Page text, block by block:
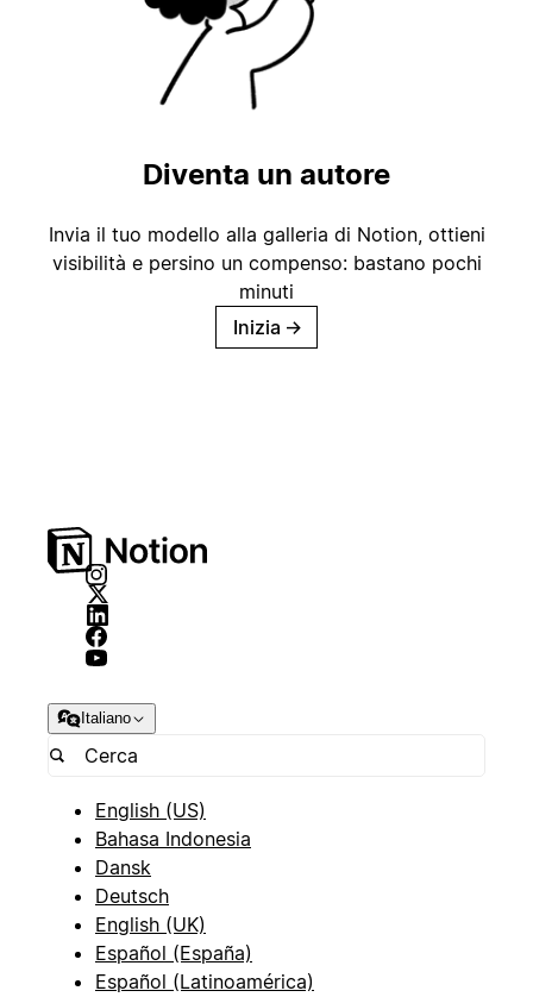
Diventa un autore
Invia il tuo modello alla galleria di Notion, ottieni
visibilità e persino un compenso: bastano pochi
minuti
Inizia →
Italiano
English (US)
Bahasa Indonesia
Dansk
Deutsch
English (UK)
Español (España)
Español (Latinoamérica)